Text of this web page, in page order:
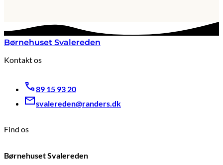
Børnehuset Svalereden
Kontakt os
89 15 93 20
svalereden@randers.dk
Find os
Børnehuset Svalereden